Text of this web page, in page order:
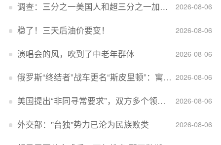
2026-08-06
调查：三分之一美国人和超三分之一加拿大人感到经济压力
2026-08-06
稳了！三天后油价要变！
2026-08-06
演唱会的风，吹到了中老年群体
2026-08-06
俄罗斯“终结者”战车更名“斯皮里顿”：寓意强大可靠，彰显俄精神力量
2026-08-06
美国提出“非同寻常要求”，双方多个领域分歧依旧，印美贸易谈判进入“关键阶段”
2026-08-06
外交部：''台独''势力已沦为民族败类